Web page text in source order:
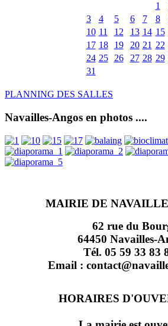
1
3
4 5 6 7 8
10 11 12 13 14 15
17 18 19 20 21 22
24 25 26 27 28 29
31
PLANNING DES SALLES
Navailles-Angos en photos ....
MAIRIE DE
62 rue du
64450 Navailles-
Tél. 05 59 33 83
Email :
HORAIRES